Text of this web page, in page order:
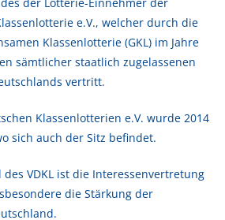
e.V., welcher durch die
Klassenlotterie (GKL) im Jahre
sämtlicher staatlich zugelassenen
vertritt.
Klassenlotterien e.V. wurde 2014
sich auch der Sitz befindet.
VDKL ist die Interessenvertretung
die Stärkung der